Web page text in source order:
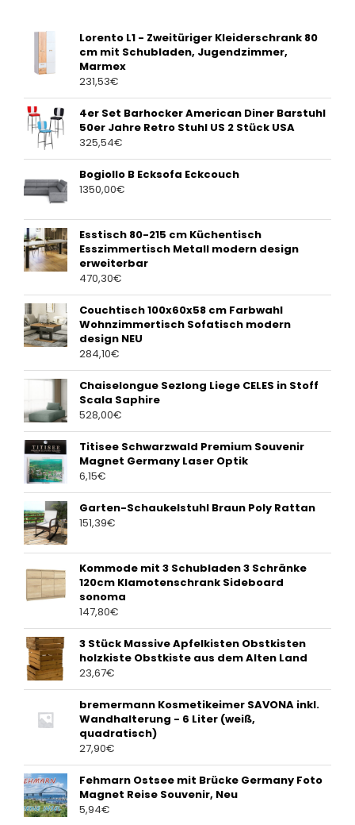
Lorento L1 - Zweitüriger Kleiderschrank 80
cm mit Schubladen, Jugendzimmer,
Marmex
231,53€
4er Set Barhocker American Diner Barstuhl
50er Jahre Retro Stuhl US 2 Stück USA
325,54€
Bogiollo B Ecksofa Eckcouch
1350,00€
Esstisch 80-215 cm Küchentisch
Esszimmertisch Metall modern design
erweiterbar
470,30€
Couchtisch 100x60x58 cm Farbwahl
Wohnzimmertisch Sofatisch modern
design NEU
284,10€
Chaiselongue Sezlong Liege CELES in Stoff
Scala Saphire
528,00€
Titisee Schwarzwald Premium Souvenir
Magnet Germany Laser Optik
6,15€
Garten-Schaukelstuhl Braun Poly Rattan
151,39€
Kommode mit 3 Schubladen 3 Schränke
120cm Klamotenschrank Sideboard
sonoma
147,80€
3 Stück Massive Apfelkisten Obstkisten
holzkiste Obstkiste aus dem Alten Land
23,67€
bremermann Kosmetikeimer SAVONA inkl.
Wandhalterung - 6 Liter (weiß,
quadratisch)
27,90€
Fehmarn Ostsee mit Brücke Germany Foto
Magnet Reise Souvenir, Neu
5,94€